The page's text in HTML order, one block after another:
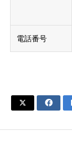
電話番号
 